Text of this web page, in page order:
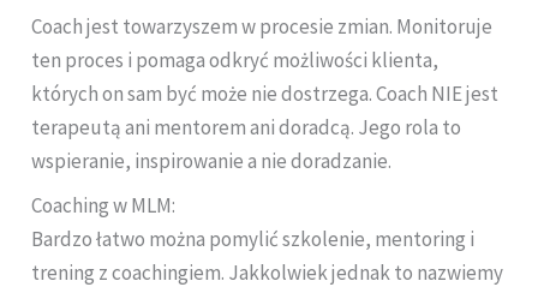
Coach jest towarzyszem w procesie zmian. Monitoruje
ten proces i pomaga odkryć możliwości klienta,
których on sam być może nie dostrzega. Coach NIE jest
terapeutą ani mentorem ani doradcą. Jego rola to
wspieranie, inspirowanie a nie doradzanie.
Coaching w MLM:
Bardzo łatwo można pomylić szkolenie, mentoring i
trening z coachingiem. Jakkolwiek jednak to nazwiemy